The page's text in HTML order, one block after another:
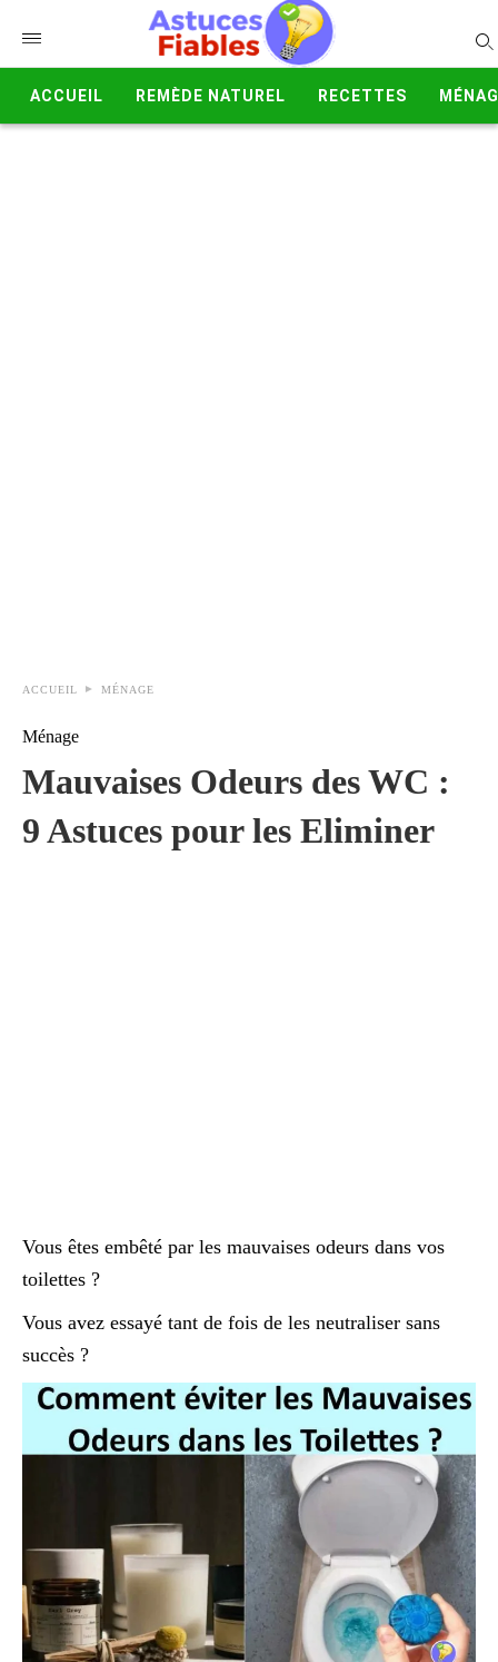
ACCUEIL REMÈDE NATUREL RECETTES
ACCUEIL MÉNAGE
Ménage
Mauvaises Odeurs des WC :
9 Astuces pour les Eliminer
Vous êtes embêté par les mauvaises odeurs dans vos
toilettes ?
Vous avez essayé tant de fois de les neutraliser sans
succès ?